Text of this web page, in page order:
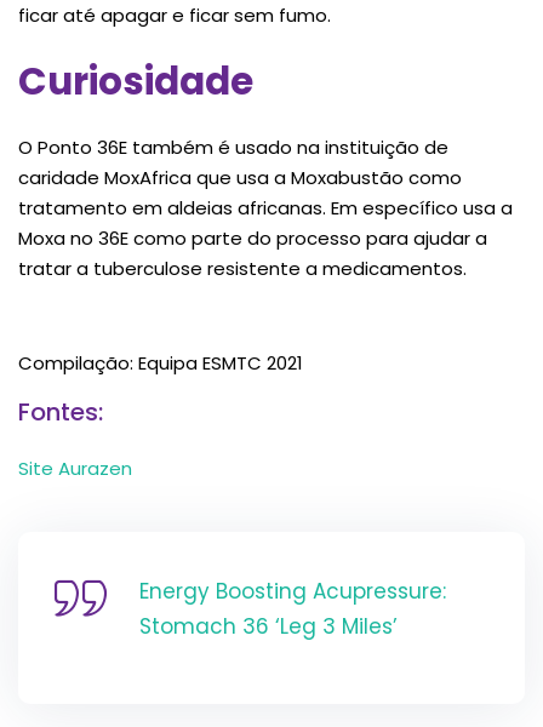
ficar até apagar e ficar sem fumo.
Curiosidade
O Ponto 36E também é usado na instituição de
caridade MoxAfrica que usa a Moxabustão como
tratamento em aldeias africanas. Em específico usa a
Moxa no 36E como parte do processo para ajudar a
tratar a tuberculose resistente a medicamentos.
Compilação: Equipa ESMTC 2021
Fontes:
Site Aurazen
Energy Boosting Acupressure:
Stomach 36 ‘Leg 3 Miles’